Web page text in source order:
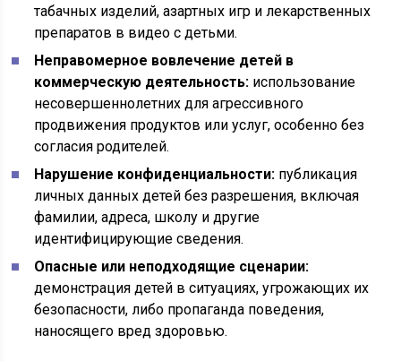
табачных изделий, азартных игр и лекарственных
препаратов в видео с детьми.
Неправомерное вовлечение детей в
коммерческую деятельность: использование
несовершеннолетних для агрессивного
продвижения продуктов или услуг, особенно без
согласия родителей.
Нарушение конфиденциальности: публикация
личных данных детей без разрешения, включая
фамилии, адреса, школу и другие
идентифицирующие сведения.
Опасные или неподходящие сценарии:
демонстрация детей в ситуациях, угрожающих их
безопасности, либо пропаганда поведения,
наносящего вред здоровью.